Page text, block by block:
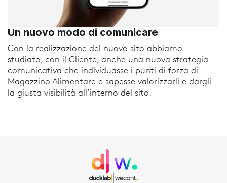
Un nuovo modo di comunicare
Con la realizzazione del nuovo sito abbiamo
studiato, con il Cliente, anche una nuova strategia
comunicativa che individuasse i punti di forza di
Magazzino Alimentare e sapesse valorizzarli e dargli
la giusta visibilità all’interno del sito.